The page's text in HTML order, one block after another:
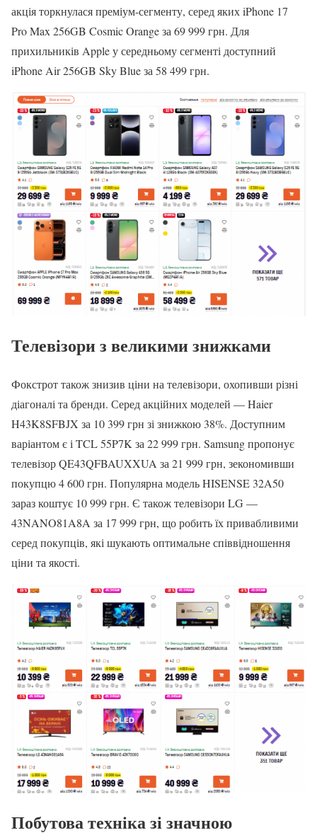
акція торкнулася преміум-сегменту, серед яких iPhone 17
Pro Max 256GB Cosmic Orange за 69 999 грн. Для
прихильників Apple у середньому сегменті доступний
iPhone Air 256GB Sky Blue за 58 499 грн.
Телевізори з великими знижками
Фокстрот також знизив ціни на телевізори, охопивши різні
діагоналі та бренди. Серед акційних моделей — Haier
H43K8SFBJX за 10 399 грн зі знижкою 38%. Доступним
варіантом є і TCL 55P7K за 22 999 грн. Samsung пропонує
телевізор QE43QFBAUXXUA за 21 999 грн, зекономивши
покупцю 4 600 грн. Популярна модель HISENSE 32A50
зараз коштує 10 999 грн. Є також телевізори LG —
43NANO81A8A за 17 999 грн, що робить їх привабливими
серед покупців, які шукають оптимальне співвідношення
ціни та якості.
Побутова техніка зі значною